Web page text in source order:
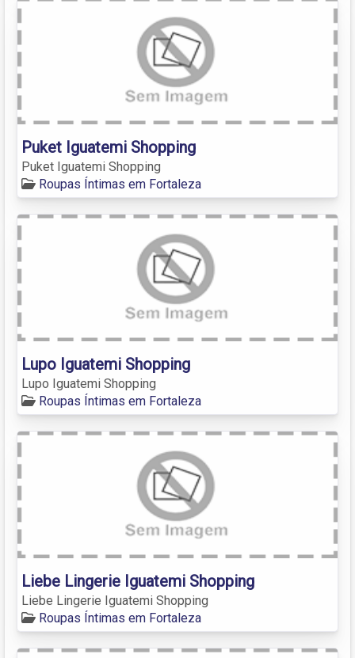
Puket Iguatemi Shopping
Puket Iguatemi Shopping
Roupas Íntimas em Fortaleza
Lupo Iguatemi Shopping
Lupo Iguatemi Shopping
Roupas Íntimas em Fortaleza
Liebe Lingerie Iguatemi Shopping
Liebe Lingerie Iguatemi Shopping
Roupas Íntimas em Fortaleza